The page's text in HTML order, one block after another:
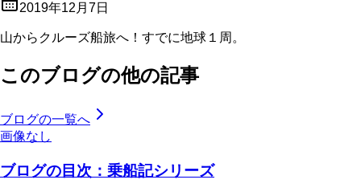
2019年12月7日
山からクルーズ船旅へ！すでに地球１周。
このブログの他の記事
ブログの一覧へ
画像なし
ブログの目次：乗船記シリーズ